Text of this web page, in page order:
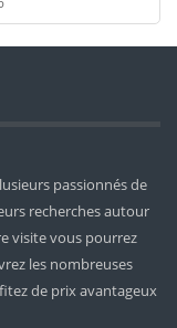
passionnés de
recherches autour
visite vous pourrez
les nombreuses
de prix avantageux